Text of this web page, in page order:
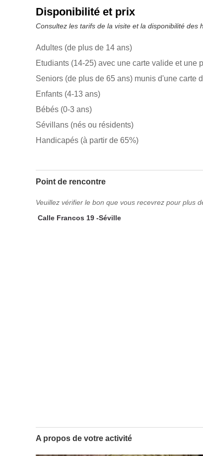
Disponibilité et prix
Consultez les tarifs de la visite et la disponibilité
Adultes (de plus de 14 ans)
Etudiants (14-25) avec une carte valide et une
Seniors (de plus de 65 ans) munis d'une carte
Enfants (4-13 ans)
Bébés (0-3 ans)
Sévillans (nés ou résidents)
Handicapés (à partir de 65%)
Point de rencontre
Veuillez vérifier le bon que vous recevrez pour plus
Calle Francos 19 -Séville
A propos de votre activité